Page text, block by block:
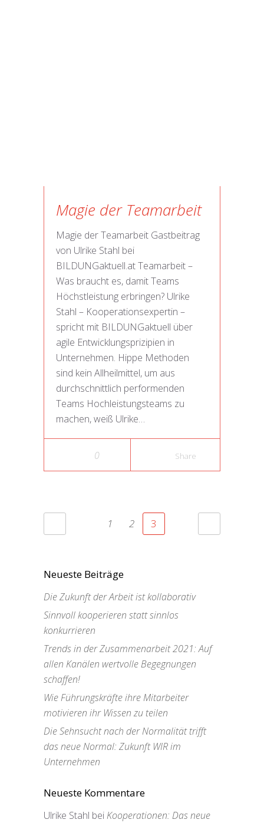
Magie der Teamarbeit
Magie der Teamarbeit Gastbeitrag
von Ulrike Stahl bei
BILDUNGaktuell.at Teamarbeit –
Was braucht es, damit Teams
Höchstleistung erbringen? Ulrike
Stahl – Kooperationsexpertin –
spricht mit BILDUNGaktuell über
agile Entwicklungsprizipien in
Unternehmen. Hippe Methoden
sind kein Allheilmittel, um aus
durchschnittlich performenden
Teams Hochleistungsteams zu
machen, weiß Ulrike…
0 Share
1 2 3
Neueste Beiträge
Die Zukunft der Arbeit ist kollaborativ
Sinnvoll kooperieren statt sinnlos
konkurrieren
Trends in der Zusammenarbeit 2021: Auf
allen Kanälen wertvolle Begegnungen
schaffen!
Wie Führungskräfte ihre Mitarbeiter
motivieren ihr Wissen zu teilen
Die Sehnsucht nach der Normalität trifft
das neue Normal: Zukunft WIR im
Unternehmen
Neueste Kommentare
Ulrike Stahl beiKooperationen: Das neue